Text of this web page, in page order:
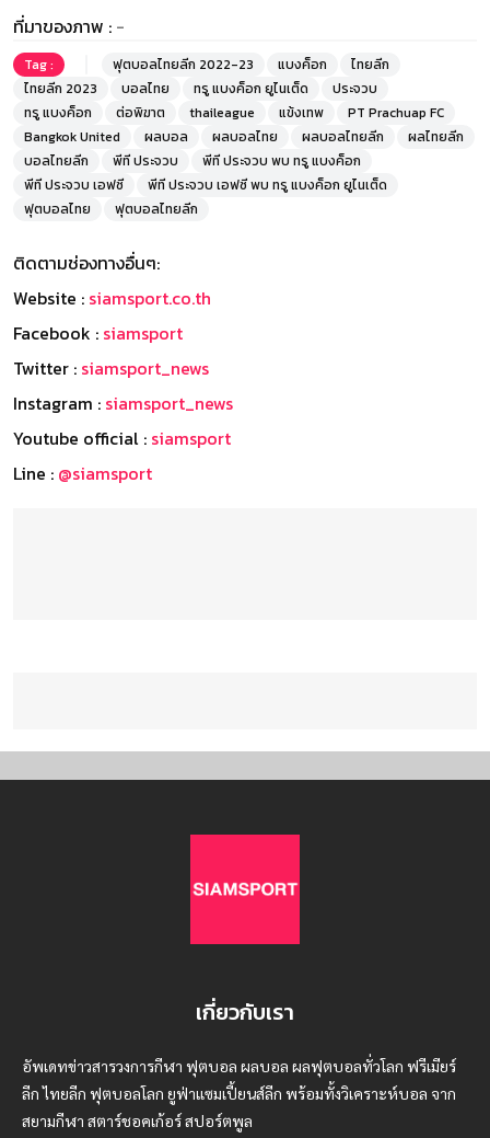
ที่มาของภาพ : -
Tag : ฟุตบอลไทยลีก 2022-23 แบงค็อก
ไทยลีก
ไทยลีก 2023
บอลไทย ทรู แบงค็อก ยูไนเต็ด
ประจวบ
ทรู แบงค็อก
ต่อพิฆาต thaileague แข้งเทพ
PT Prachuap FC
Bangkok United
ผลบอล ผลบอลไทย ผลบอลไทยลีก
ผลไทยลีก
บอลไทยลีก
พีที ประจวบ
พีที ประจวบ พบ ทรู แบงค็อก
พีที ประจวบ เอฟซี
พีที ประจวบ เอฟซี พบ ทรู แบงค็อก ยูไนเต็ด
ฟุตบอลไทย
ฟุตบอลไทยลีก
ติดตามช่องทางอื่นๆ:
Website : siamsport.co.th
Facebook : siamsport
Twitter : siamsport_news
Instagram : siamsport_news
Youtube official : siamsport
Line : @siamsport
เกี่ยวกับเรา
อัพเดทข่าวสารวงการกีฬา ฟุตบอล ผลบอล ผลฟุตบอลทั่วโลก ฟรีเมียร์
ลีก ไทยลีก ฟุตบอลโลก ยูฟ่าแซมเปี้ยนส์ลีก พร้อมทั้งวิเคราะห์บอล จาก
สยามกีฬา สตาร์ชอคเก้อร์ สปอร์ตพูล